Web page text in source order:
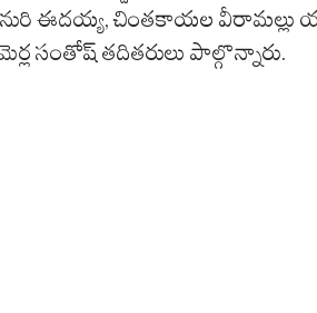
ఈదయ్య, చింతకాయల వీరామల్లు
సంతోష్ తదితరులు పాల్గొన్నారు.